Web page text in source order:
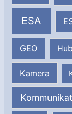
ESA
GEO
Kamera